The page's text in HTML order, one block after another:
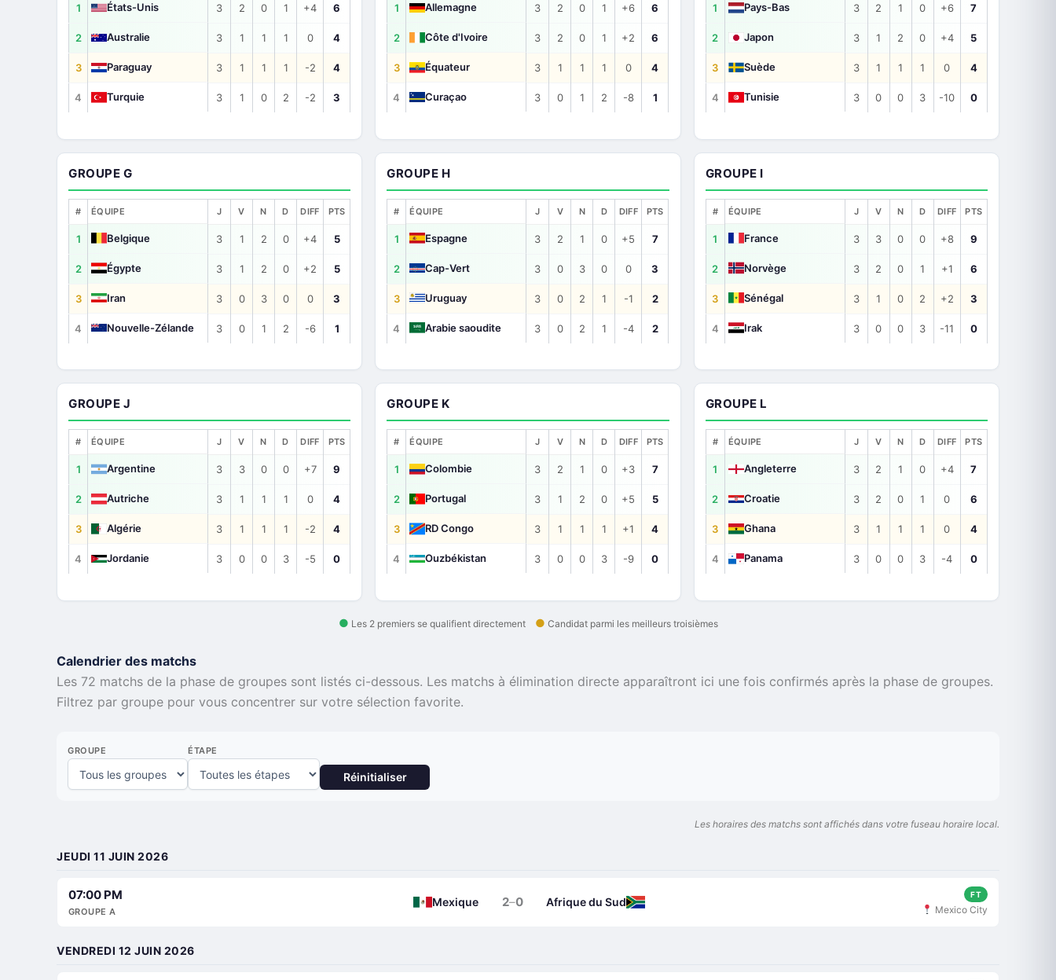
1 États-Unis 3 2 0 1 +4 6
2 Australie 3 1 1 1 0 4
3 Paraguay 3 1 1 1 -2 4
4 Turquie 3 1 0 2 -2 3
1 Allemagne 3 2 0 1 +6 6
2 Côte d'Ivoire 3 2 0 1 +2 6
3 Équateur 3 1 1 1 0 4
4 Curaçao 3 0 1 2 -8 1
1 Pays-Bas 3 2 1 0 +6 7
2 Japon 3 1 2 0 +4 5
3 Suède 3 1 1 1 0 4
4 Tunisie 3 0 0 3 -10 0
GROUPE G
# ÉQUIPE J V N D DIFF PTS
1 Belgique 3 1 2 0 +4 5
2 Égypte 3 1 2 0 +2 5
3 Iran 3 0 3 0 0 3
4 Nouvelle-Zélande 3 0 1 2 -6 1
GROUPE H
# ÉQUIPE J V N D DIFF PTS
1 Espagne 3 2 1 0 +5 7
2 Cap-Vert 3 0 3 0 0 3
3 Uruguay 3 0 2 1 -1 2
4 Arabie saoudite 3 0 2 1 -4 2
GROUPE I
# ÉQUIPE J V N D DIFF PTS
1 France 3 3 0 0 +8 9
2 Norvège 3 2 0 1 +1 6
3 Sénégal 3 1 0 2 +2 3
4 Irak 3 0 0 3 -11 0
GROUPE J
# ÉQUIPE J V N D DIFF PTS
1 Argentine 3 3 0 0 +7 9
2 Autriche 3 1 1 1 0 4
3 Algérie 3 1 1 1 -2 4
4 Jordanie 3 0 0 3 -5 0
GROUPE K
# ÉQUIPE J V N D DIFF PTS
1 Colombie 3 2 1 0 +3 7
2 Portugal 3 1 2 0 +5 5
3 RD Congo 3 1 1 1 +1 4
4 Ouzbékistan 3 0 0 3 -9 0
GROUPE L
# ÉQUIPE J V N D DIFF PTS
1 Angleterre 3 2 1 0 +4 7
2 Croatie 3 2 0 1 0 6
3 Ghana 3 1 1 1 0 4
4 Panama 3 0 0 3 -4 0
● Les 2 premiers se qualifient directement ● Candidat parmi les meilleurs troisièmes
Calendrier des matchs
Les 72 matchs de la phase de groupes sont listés ci-dessous. Les matchs à élimination directe apparaîtront ici une fois confirmés après la phase de groupes.
Filtrez par groupe pour vous concentrer sur votre sélection favorite.
GROUPE ÉTAPE
Réinitialiser
Les horaires des matchs sont affichés dans votre fuseau horaire local.
JEUDI 11 JUIN 2026
07:00 PM
GROUPE A
Mexique 2–0 Afrique du Sud
FT
Mexico City
VENDREDI 12 JUIN 2026